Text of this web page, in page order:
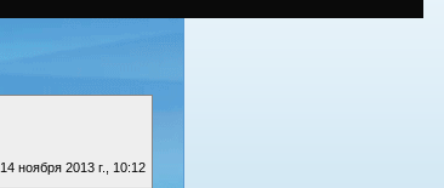
14 ноября 2013 г., 10:12